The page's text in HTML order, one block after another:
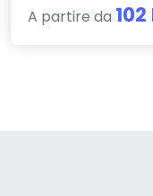
A partire da 102